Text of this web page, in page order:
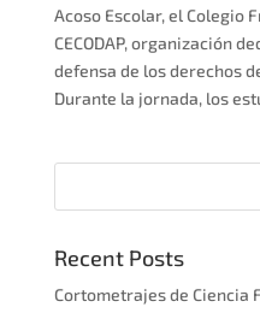
Acoso Escolar, el Colegio
CECODAP, organización
defensa de los derechos
Durante la jornada, los
Recent Posts
Cortometrajes de Ciencia